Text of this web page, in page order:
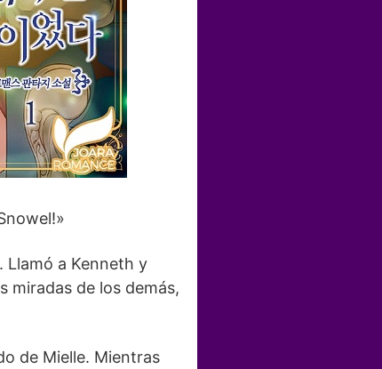
a Kenneth y
miradas de los demás,
de Mielle. Mientras